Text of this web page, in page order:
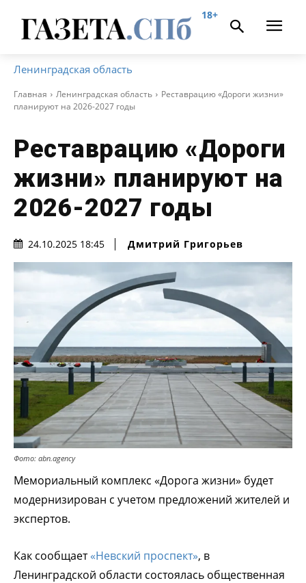
18+
Ленинградская область
Главная Ленинградская область
Реставрацию «Дороги жизни»
планируют на 2026-2027 годы
Реставрацию «Дороги
жизни» планируют на
2026-2027 годы
24.10.2025 18:45 Дмитрий Григорьев
Фото: abn.agency
Мемориальный комплекс «Дорога жизни» будет
модернизирован с учетом предложений жителей и
экспертов.
Как сообщает«Невский проспект», в
Ленинградской области состоялась общественная